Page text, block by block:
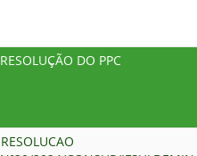
RESOLUÇÃO DO PPC
RESOLUCAO